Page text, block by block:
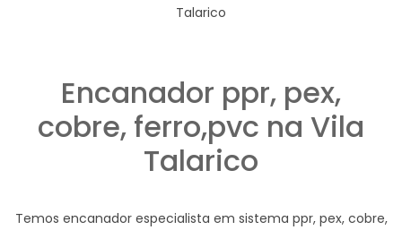
Talarico
Encanador ppr, pex,
cobre, ferro,pvc na Vila
Talarico
Temos encanador especialista em sistema ppr, pex, cobre,